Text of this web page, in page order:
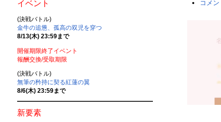
イベント
(決戦バトル)
金牛の追憊、孤高の双児を穿つ
8/13(木) 23:59まで
開催期限終了イベント
報酬交換/受取期限
(決戦バトル)
無筆の矜持に契る紅蓮の翼
8/6(木) 23:59まで
新要素
コメ